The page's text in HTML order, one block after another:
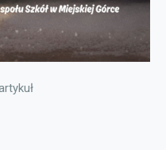
BRZMIENIEM
Uczniowie klasy VIII w